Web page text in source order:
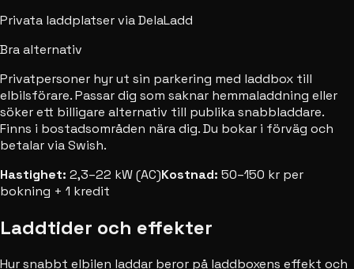
Privata laddplatser via DelaLadd
Bra alternativ
Privatpersoner hyr ut sin parkering med laddbox till
elbilsförare. Passar dig som saknar hemmaladdning eller
söker ett billigare alternativ till publika snabbladdare.
Finns i bostadsområden nära dig. Du bokar i förväg och
betalar via Swish.
Hastighet: 2,3–22 kW (AC)Kostnad: 50–150 kr per
bokning + 1 kredit
Laddtider och effekter
Hur snabbt elbilen laddar beror på laddboxens effekt och